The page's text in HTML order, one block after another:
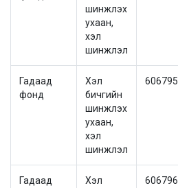
шинжлэх
ухаан,
хэл
шинжлэл
Гадаад
фонд
Хэл
бичгийн
шинжлэх
ухаан,
хэл
шинжлэл
606795
Гадаад
Хэл
606796